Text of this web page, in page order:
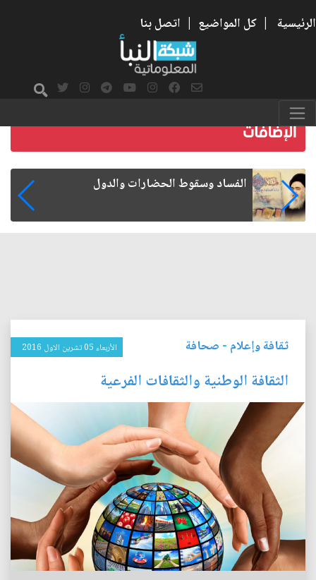
الرئيسية | كل المواضيع | اتصل بنا
رواتب الموظفين على صفيح ساخن
ثقافة وإعلام - صحافة الأربعاء 05 تشرين الاول 2016
الثقافة الوطنية والثقافات الفرعية